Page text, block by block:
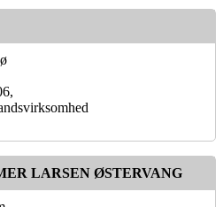
LARSEN ØSTERVANG